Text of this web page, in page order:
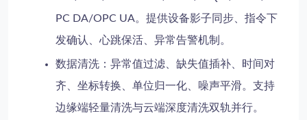
PC DA/OPC UA。提供设备影子同步、指令下
发确认、心跳保活、异常告警机制。
数据清洗 ：异常值过滤、缺失值插补、时间对
齐、坐标转换、单位归一化、噪声平滑。支持
边缘端轻量清洗与云端深度清洗双轨并行。